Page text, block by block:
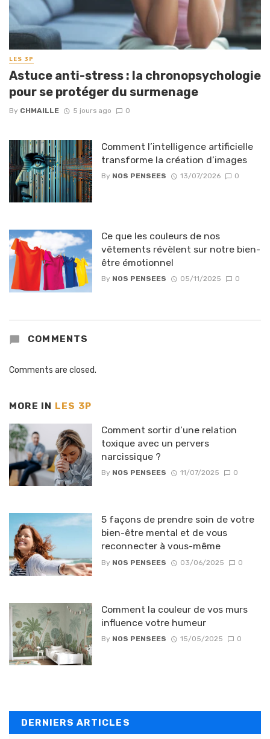
LES 3P
Astuce anti-stress : la chronopsychologie
pour se protéger du surmenage
By CHMAILLE 5 jours ago 0
Comment l’intelligence artificielle
transforme la création d’images
By NOS PENSEES 13/07/2026 0
Ce que les couleurs de nos
vêtements révèlent sur notre bien-
être émotionnel
By NOS PENSEES 05/11/2025 0
COMMENTS
Comments are closed.
MORE IN LES 3P
Comment sortir d’une relation
toxique avec un pervers
narcissique ?
By NOS PENSEES 11/07/2025 0
5 façons de prendre soin de votre
bien-être mental et de vous
reconnecter à vous-même
By NOS PENSEES 03/06/2025 0
Comment la couleur de vos murs
influence votre humeur
By NOS PENSEES 15/05/2025 0
DERNIERS ARTICLES